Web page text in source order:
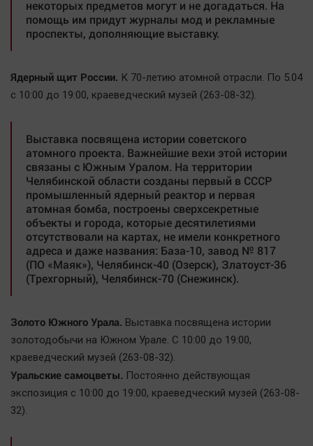
некоторых предметов могут и не догадаться. На
помощь им придут журналы мод и рекламные
проспекты, дополняющие выставку.
Ядерный щит России. К 70-летию атомной отрасли. По 5.04
с 10:00 до 19:00, краеведческий музей (263-08-32).
Выставка посвящена истории советского
атомного проекта. Важнейшие вехи этой истории
связаны с Южным Уралом. На территории
Челябинской области созданы первый в СССР
промышленный ядерный реактор и первая
атомная бомба, построены сверхсекретные
объекты и города, которые десятилетиями
отсутствовали на картах, не имели конкретного
адреса и даже названия: База-10, завод № 817
(ПО «Маяк»), Челябинск-40 (Озерск), Златоуст-36
(Трехгорный), Челябинск-70 (Снежинск).
Золото Южного Урала. Выставка посвящена истории
золотодобычи на Южном Урале. С 10:00 до 19:00,
краеведческий музей (263-08-32).
Уральские самоцветы. Постоянно действующая
экспозиция с 10:00 до 19:00, краеведческий музей (263-08-
32).